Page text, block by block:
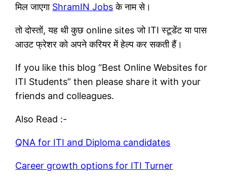
मिल जाएगा ShramIN Jobsके नाम से।
तो दोस्तों, यह थी कुछ online sites जो ITI स्टूडेंट या पास
आउट फ्रेशर को अपने करियर में हेल्प कर सकती हैं।
If you like this blog “Best Online Websites for
ITI Students” then please share it with your
friends and colleagues.
Also Read :-
QNA for ITI and Diploma candidates
Career growth options for ITI Turner